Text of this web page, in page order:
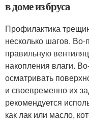
в доме из бруса
Профилактика
несколько шагов.
правильную
накопления влаги.
осматривать
и своевременно их
рекомендуется
как лак или масло,